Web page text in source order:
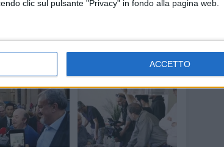
clic sul pulsante "Privacy" in fondo alla pagina web.
ACCETTO